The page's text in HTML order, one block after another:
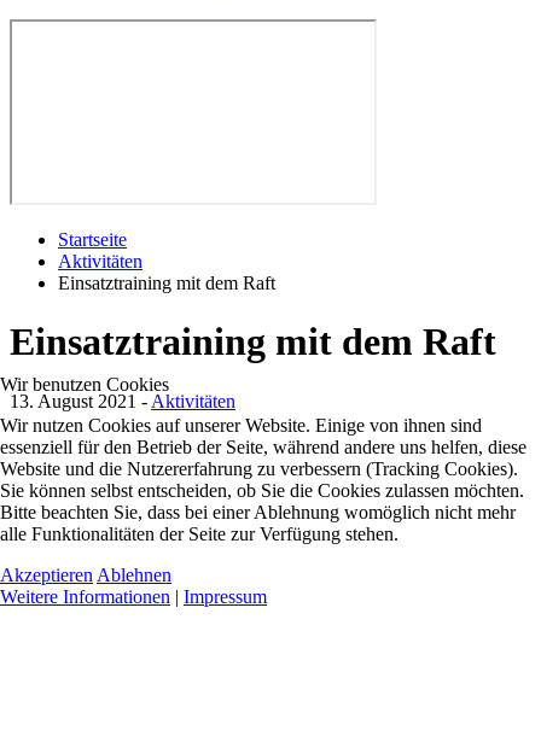
Startseite
Aktivitäten
Einsatztraining mit dem Raft
Einsatztraining mit dem Raft
13. August 2021 - Aktivitäten
Wir benutzen Cookies
Wir nutzen Cookies auf unserer Website. Einige von ihnen sind
essenziell für den Betrieb der Seite, während andere uns helfen, diese
Website und die Nutzererfahrung zu verbessern (Tracking Cookies).
Sie können selbst entscheiden, ob Sie die Cookies zulassen möchten.
Bitte beachten Sie, dass bei einer Ablehnung womöglich nicht mehr
alle Funktionalitäten der Seite zur Verfügung stehen.
Akzeptieren Ablehnen
Weitere Informationen | Impressum